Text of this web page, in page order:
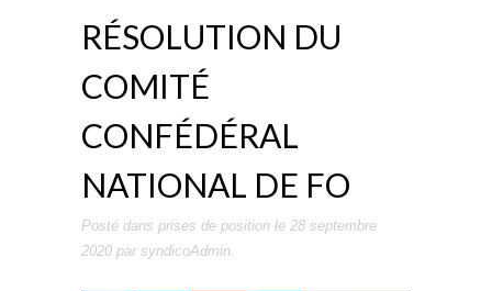
RÉSOLUTION DU
COMITÉ
CONFÉDÉRAL
NATIONAL DE FO
Posté dans prises de position le 28 septembre
2020 par syndicoAdmin.